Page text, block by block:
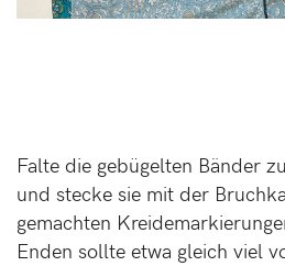
Falte die gebügelten Bänder
und stecke sie mit der
gemachten
Enden sollte etwa gleich viel